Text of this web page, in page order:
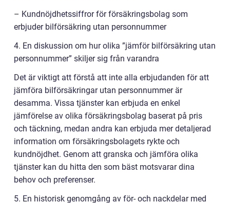
– Kundnöjdhetssiffror för försäkringsbolag som
erbjuder bilförsäkring utan personnummer
4. En diskussion om hur olika ”jämför bilförsäkring utan
personnummer” skiljer sig från varandra
Det är viktigt att förstå att inte alla erbjudanden för att
jämföra bilförsäkringar utan personnummer är
desamma. Vissa tjänster kan erbjuda en enkel
jämförelse av olika försäkringsbolag baserat på pris
och täckning, medan andra kan erbjuda mer detaljerad
information om försäkringsbolagets rykte och
kundnöjdhet. Genom att granska och jämföra olika
tjänster kan du hitta den som bäst motsvarar dina
behov och preferenser.
5. En historisk genomgång av för- och nackdelar med